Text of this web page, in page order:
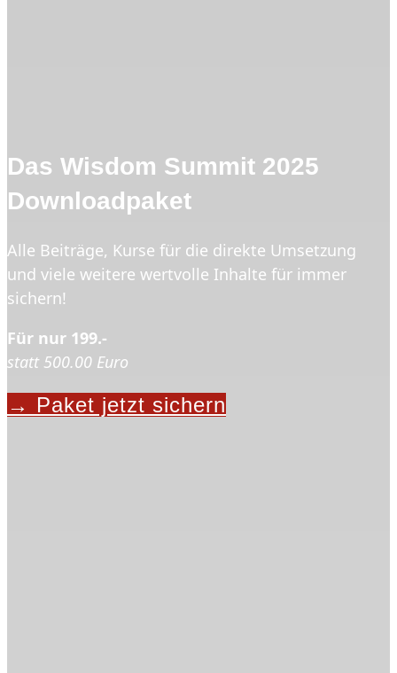
Das Wisdom Summit 2025
Downloadpaket
Alle Beiträge, Kurse für die direkte Umsetzung
und viele weitere wertvolle Inhalte für immer
sichern!
Für nur 199.-
statt 500.00 Euro
→ Paket jetzt sichern